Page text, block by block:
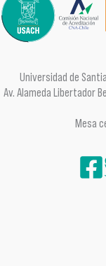
Universidad de
Av. Alameda Libertador
Mesa